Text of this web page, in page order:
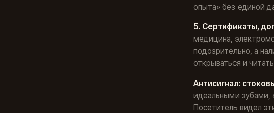
опыта» без единой
5. Сертификаты,
медицина,
подозрительно, а
открываться и
Антисигнал:
идеальными зубами,
Посетитель видел